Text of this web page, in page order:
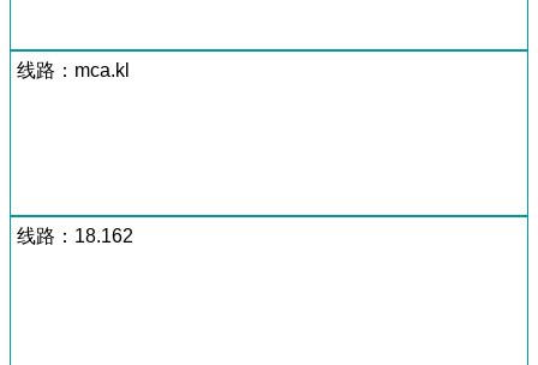
线路：mca.kl
线路：18.162